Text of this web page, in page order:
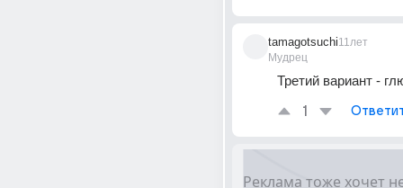
tamagotsuchi
Мудрец
11лет
Третий вариант -
1